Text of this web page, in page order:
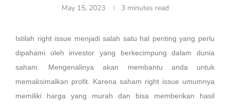
May 15, 2023 3 minutes read
Istilah right issue menjadi salah satu hal penting yang perlu
dipahami oleh investor yang berkecimpung dalam dunia
saham. Mengenalinya akan membantu anda untuk
memaksimalkan profit. Karena saham right issue umumnya
memiliki harga yang murah dan bisa memberikan hasil